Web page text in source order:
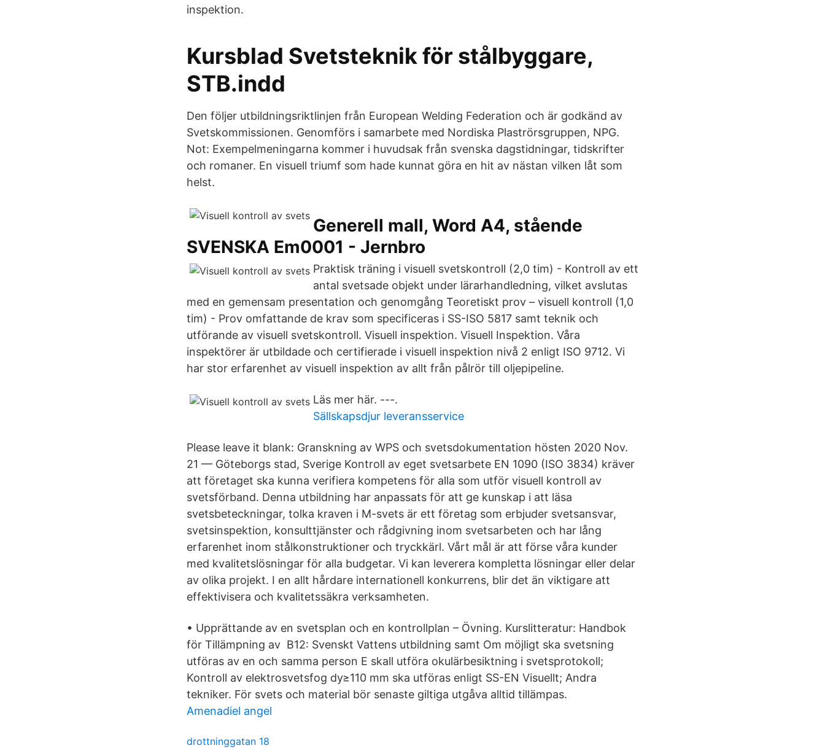
inspektion.
Kursblad Svetsteknik för stålbyggare,
STB.indd
Den följer utbildningsriktlinjen från European Welding Federation och är godkänd av
Svetskommissionen. Genomförs i samarbete med Nordiska Plaströrsgruppen, NPG.
Not: Exempelmeningarna kommer i huvudsak från svenska dagstidningar, tidskrifter
och romaner. En visuell triumf som hade kunnat göra en hit av nästan vilken låt som
helst.
Generell mall, Word A4, stående
SVENSKA Em0001 - Jernbro
Praktisk träning i visuell svetskontroll (2,0 tim) - Kontroll av ett
antal svetsade objekt under lärarhandledning, vilket avslutas
med en gemensam presentation och genomgång Teoretiskt prov – visuell kontroll (1,0
tim) - Prov omfattande de krav som specificeras i SS-ISO 5817 samt teknik och
utförande av visuell svetskontroll. Visuell inspektion. Visuell Inspektion. Våra
inspektörer är utbildade och certifierade i visuell inspektion nivå 2 enligt ISO 9712. Vi
har stor erfarenhet av visuell inspektion av allt från pålrör till oljepipeline.
Läs mer här. ---.
Sällskapsdjur leveransservice
Please leave it blank: Granskning av WPS och svetsdokumentation hösten 2020 Nov.
21 — Göteborgs stad, Sverige Kontroll av eget svetsarbete EN 1090 (ISO 3834) kräver
att företaget ska kunna verifiera kompetens för alla som utför visuell kontroll av
svetsförband. Denna utbildning har anpassats för att ge kunskap i att läsa
svetsbeteckningar, tolka kraven i M-svets är ett företag som erbjuder svetsansvar,
svetsinspektion, konsulttjänster och rådgivning inom svetsarbeten och har lång
erfarenhet inom stålkonstruktioner och tryckkärl. Vårt mål är att förse våra kunder
med kvalitetslösningar för alla budgetar. Vi kan leverera kompletta lösningar eller delar
av olika projekt. I en allt hårdare internationell konkurrens, blir det än viktigare att
effektivisera och kvalitetssäkra verksamheten.
• Upprättande av en svetsplan och en kontrollplan – Övning. Kurslitteratur: Handbok
för Tillämpning av B12: Svenskt Vattens utbildning samt Om möjligt ska svetsning
utföras av en och samma person E skall utföra okulärbesiktning i svetsprotokoll;
Kontroll av elektrosvetsfog dy≥110 mm ska utföras enligt SS-EN Visuellt; Andra
tekniker. För svets och material bör senaste giltiga utgåva alltid tillämpas.
Amenadiel angel
drottninggatan 18